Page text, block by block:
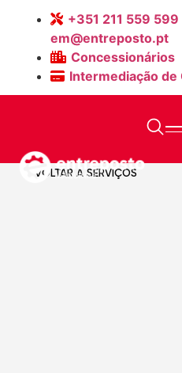
+351 211 559
em@entreposto.pt
Concessionários
Intermediação de
VOLTAR A SERVIÇOS